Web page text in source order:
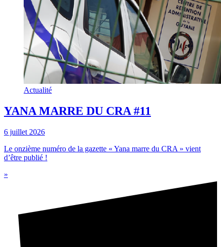
Actualité
YANA MARRE DU CRA #11
6 juillet 2026
Le onzième numéro de la gazette « Yana marre du CRA » vient
d’être publié !
»